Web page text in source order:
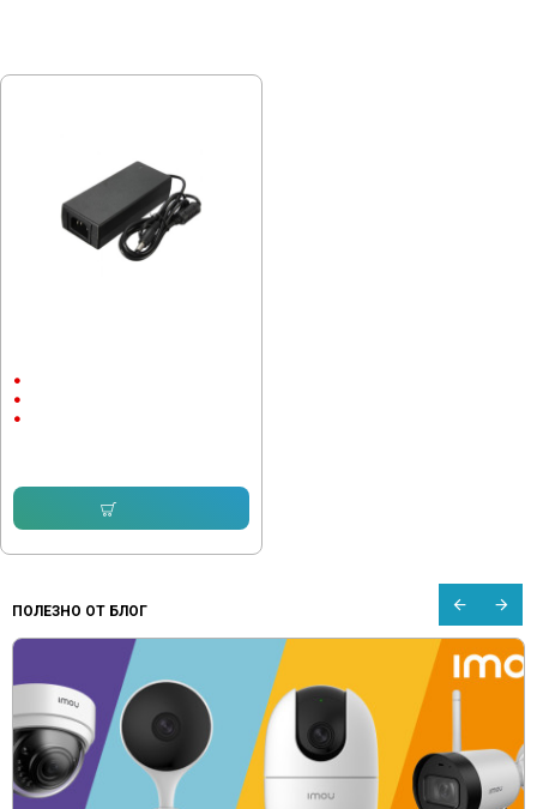
ПОЛЕЗНО ОТ БЛОГ